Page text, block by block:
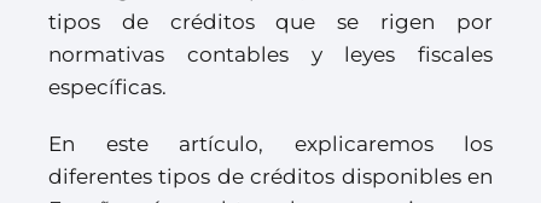
tipos de créditos que se rigen por
normativas contables y leyes fiscales
específicas.
En este artículo, explicaremos los
diferentes tipos de créditos disponibles en